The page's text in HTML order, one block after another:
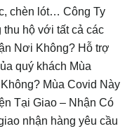
chèn lót… Công Ty
hộ với tất cả các
Nơi Không? Hỗ trợ
quý khách Mùa
Mùa Covid Này
Tại Giao – Nhận Có
nhận hàng yêu cầu